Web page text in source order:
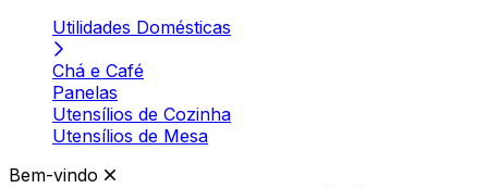
Utilidades Domésticas
Chá e Café
Panelas
Utensílios de Cozinha
Utensílios de Mesa
Bem-vindo